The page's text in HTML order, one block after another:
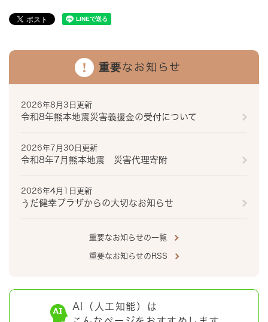
重要なお知らせ
2026年8月3日更新
令和8年熊本地震災害義援金の受付について
2026年7月30日更新
令和8年7月熊本地震 災害代理寄附
2026年4月1日更新
うだ健幸プラザからの大切なお知らせ
重要なお知らせの一覧
重要なお知らせのRSS
AI（人工知能）は